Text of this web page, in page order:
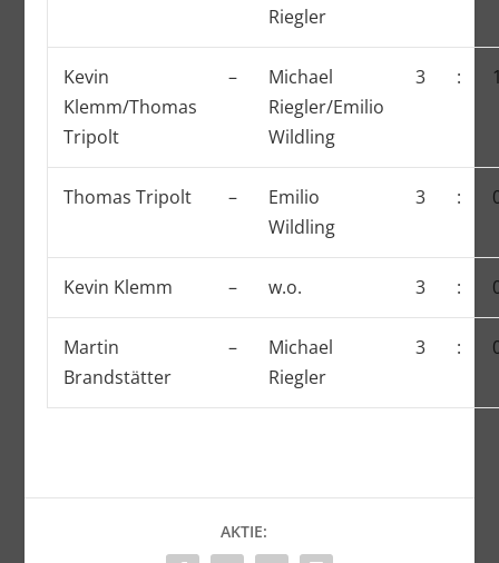
Riegler
Kevin
Klemm/Thomas
Tripolt
–
Michael
Riegler/Emilio
Wildling
3 :
Thomas Tripolt –
Emilio
Wildling
3 :
Kevin Klemm – w.o. 3 :
Martin
Brandstätter
–
Michael
Riegler
3 :
AKTIE: